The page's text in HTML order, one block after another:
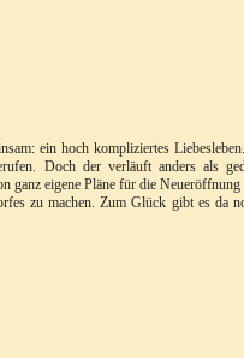
ein hoch kompliziertes
Doch der verläuft anders als
ganz eigene Pläne für die
zu machen. Zum Glück gibt es da